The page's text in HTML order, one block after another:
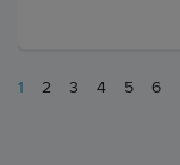
1 2 3 4 5 6